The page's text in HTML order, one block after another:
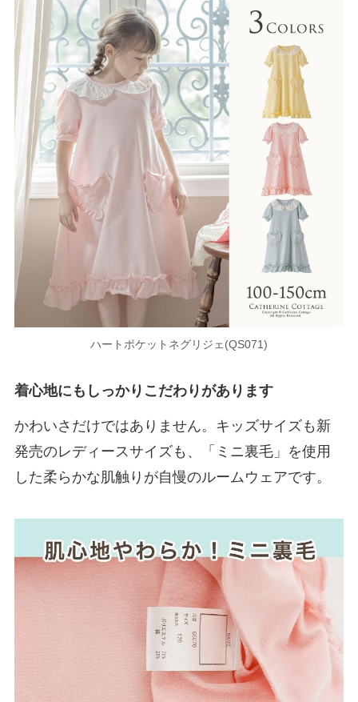
ハートポケットネグリジェ(QS071)
着心地にもしっかりこだわりがあります
かわいさだけではありません。キッズサイズも新
発売のレディースサイズも、「ミニ裏毛」を使用
した柔らかな肌触りが自慢のルームウェアです。